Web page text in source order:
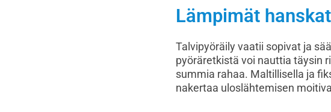
Lämpimät
Talvipyöräily vaatii sopivat ja
pyöräretkistä voi nauttia täysin
summia rahaa. Maltillisella ja
nakertaa uloslähtemisen